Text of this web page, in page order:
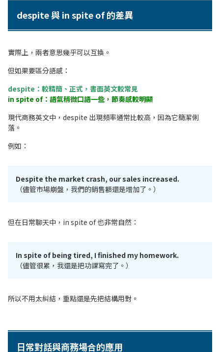
despite 與 in spite of 的差異
實際上，兩者意思幾乎可以互換。
但如果要區分語感：
despite：較精簡、正式，書面英文較常見
in spite of：語氣稍微口語一些，節奏感較明顯
現代商務英文中，despite 出現頻率通常比較高，因為它簡潔俐
落。
例如：
Despite the market crash, our sales increased.
（儘管市場崩盤，我們的銷售額還是增加了。）
但在日常聊天中，in spite of 也非常自然：
In spite of being tired, I finished my homework.
（儘管很累，我還是把功課寫完了。）
所以不用太糾結，重點還是先把結構用對。
日常對話與商務場合的應用